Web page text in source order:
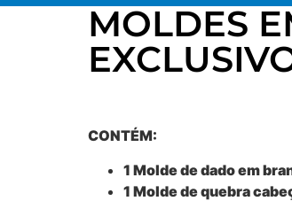
MOLDES
CONTÉM:
1 Molde de dado em
1 Molde de quebra